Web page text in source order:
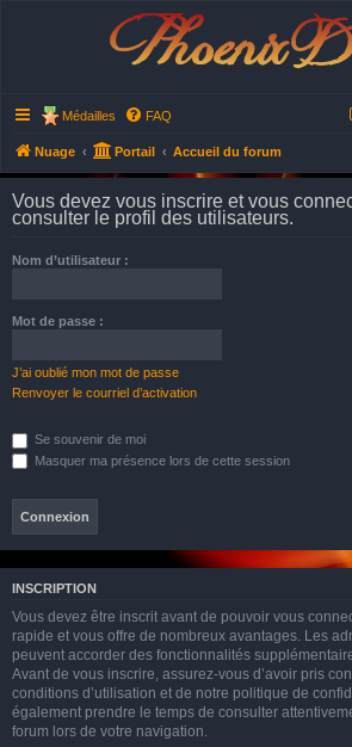
Phoenix
Médailles FAQ
Nuage Portail Accueil du forum
Vous devez vous inscrire et vous
consulter le profil des utilisateurs.
Nom d’utilisateur :
Mot de passe :
J’ai oublié mon mot de passe
Renvoyer le courriel d’activation
Se souvenir de moi
Masquer ma présence lors de cette session
INSCRIPTION
Vous devez être inscrit avant de pouvoir vous
rapide et vous offre de nombreux avantages. Les
peuvent accorder des fonctionnalités
Avant de vous inscrire, assurez-vous d’avoir pris
conditions d’utilisation et de notre politique de
également prendre le temps de consulter
forum lors de votre navigation.